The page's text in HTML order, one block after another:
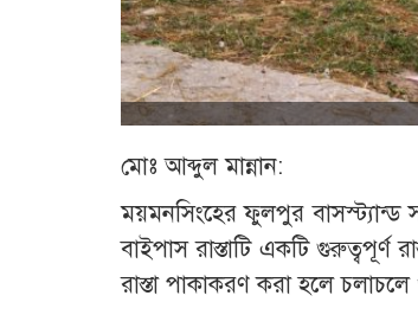
মোঃ আব্দুল মান্নান:
ময়মনসিংহের ফুলপুর বাসস্ট্যান্ড
বাইপাস রাস্তাটি একটি
রাস্তা পাকাকরণ করা হলে